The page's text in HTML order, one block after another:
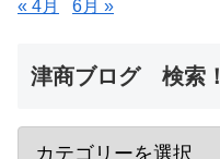
« 4月 6月 »
津商ブログ 検索！